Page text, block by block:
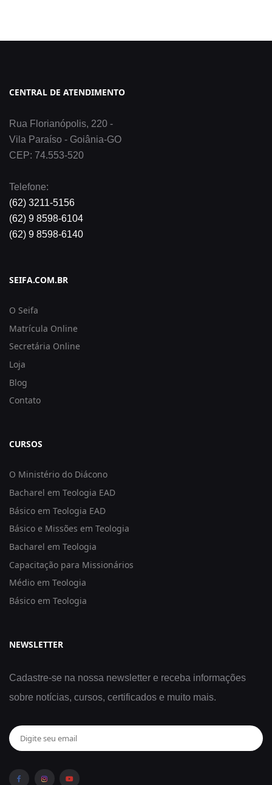
CENTRAL DE ATENDIMENTO
Rua Florianópolis, 220 -
Vila Paraíso - Goiânia-GO
CEP: 74.553-520
Telefone:
(62) 3211-5156
(62) 9 8598-6104
(62) 9 8598-6140
SEIFA.COM.BR
O Seifa
Matrícula Online
Secretária Online
Loja
Blog
Contato
CURSOS
O Ministério do Diácono
Bacharel em Teologia EAD
Básico em Teologia EAD
Básico e Missões em Teologia
Bacharel em Teologia
Capacitação para Missionários
Médio em Teologia
Básico em Teologia
NEWSLETTER
Cadastre-se na nossa newsletter e receba informações
sobre notícias, cursos, certificados e muito mais.